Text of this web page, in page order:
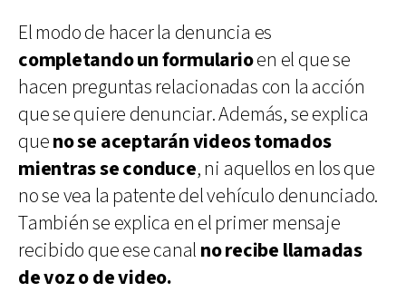
El modo de hacer la denuncia es
completando un formularioen el que se
hacen preguntas relacionadas con la acción
que se quiere denunciar. Además, se explica
queno se aceptarán videos tomados
mientras se conduce, ni aquellos en los que
no se vea la patente del vehículo denunciado.
También se explica en el primer mensaje
recibido que ese canal no recibe llamadas
de voz o de video.